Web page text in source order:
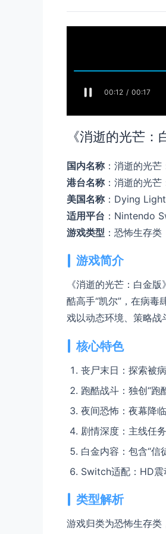
《消逝的光芒
国内名称 ：消逝的光芒
港台名称 ：消逝的光芒
美国名称 ：Dying
适用平台 ：Nintendo
游戏类型 ：恐怖生存
游戏简介
《消逝的光芒：白金
酷高手“凯尔”，在病
戏以动态环境、策略战
核心特色
丧尸末日：探索被
跑酷战斗：独创“跑
夜间恐怖：夜幕降
剧情深度：主线任
白金内容：包含“信
Switch适配：HD震
类型解析
游戏归类为恐怖生存类